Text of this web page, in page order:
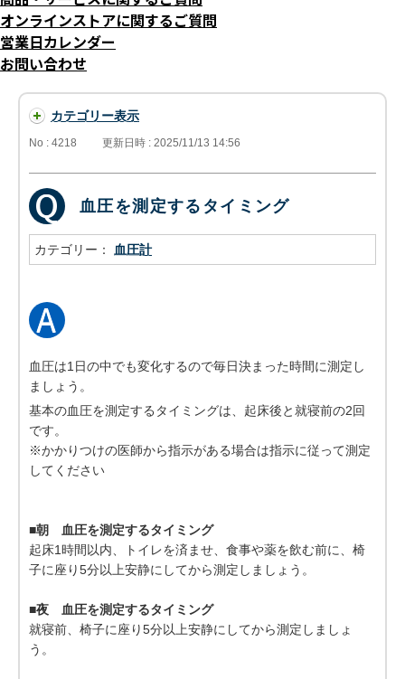
オンラインストアに関するご質問
営業日カレンダー
お問い合わせ
カテゴリー表示
No : 4218 更新日時 : 2025/11/13 14:56
血圧を測定するタイミング
カテゴリー： 血圧計
血圧は1日の中でも変化するので毎日決まった時間に測定し
ましょう。
基本の血圧を測定するタイミングは、起床後と就寝前の2回
です。
※かかりつけの医師から指示がある場合は指示に従って測定
してください
■朝 血圧を測定するタイミング
起床1時間以内、トイレを済ませ、食事や薬を飲む前に、椅
子に座り5分以上安静にしてから測定しましょう。
■夜 血圧を測定するタイミング
就寝前、椅子に座り5分以上安静にしてから測定しましょ
う。